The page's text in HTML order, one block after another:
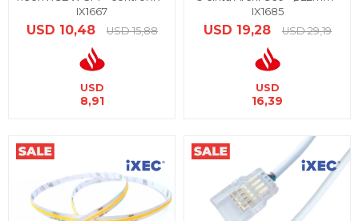
IX1667
USD 10,48 USD 15,88
USD
8,91
IX1685
USD 19,28 USD 29,19
USD
16,39